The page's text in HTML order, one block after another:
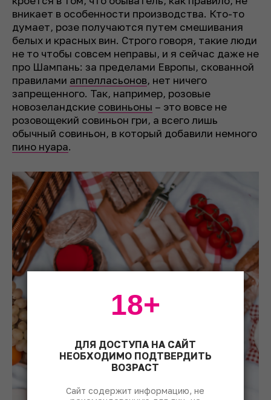
вникает в особенности производства. Кто-то
думает, розе получаются путем смешивания
белых и красных вин. Строго говоря, такие люди
не то чтобы совсем неправы, и я сейчас даже не
про Шампань: за пределами Европы, скованной
правилами аппелласьонов, нет ничего
запрещенного. Так, например, розовые
новозеландские совиньоны – это вовсе не
розовощекий совиньон гри, а всего лишь
обычный совиньон, в который добавили немного
пино нуара.
ДЛЯ ДОСТУПА НА САЙТ
НЕОБХОДИМО ПОДТВЕРДИТЬ
ВОЗРАСТ
Сайт содержит информацию, не
18+